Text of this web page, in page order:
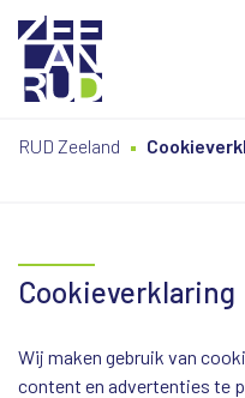
naar
naarRUD Zeeland
Cookieverklaring
Wij maken gebruik van
content en advertenties te